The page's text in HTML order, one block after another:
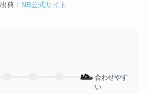
出典： NB公式サイト
合わせやす
い